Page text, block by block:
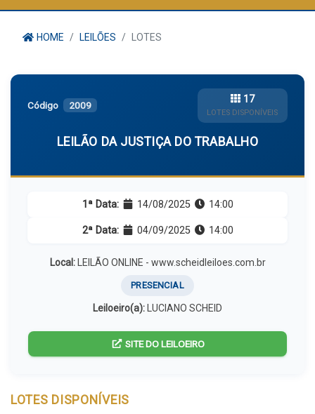
HOME LEILÕES LOTES
Código 2009
17
LOTES DISPONÍVEIS
LEILÃO DA JUSTIÇA DO TRABALHO
1ª Data: 14/08/2025 14:00
2ª Data: 04/09/2025 14:00
Local:LEILÃO ONLINE - www.scheidleiloes.com.br
PRESENCIAL
Leiloeiro(a): LUCIANO SCHEID
SITE DO LEILOEIRO
LOTES DISPONÍVEIS